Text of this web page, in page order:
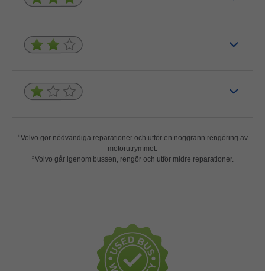
1 Volvo gör nödvändiga reparationer och utför en noggrann rengöring av
motorutrymmet.
2 Volvo går igenom bussen, rengör och utför midre reparationer.